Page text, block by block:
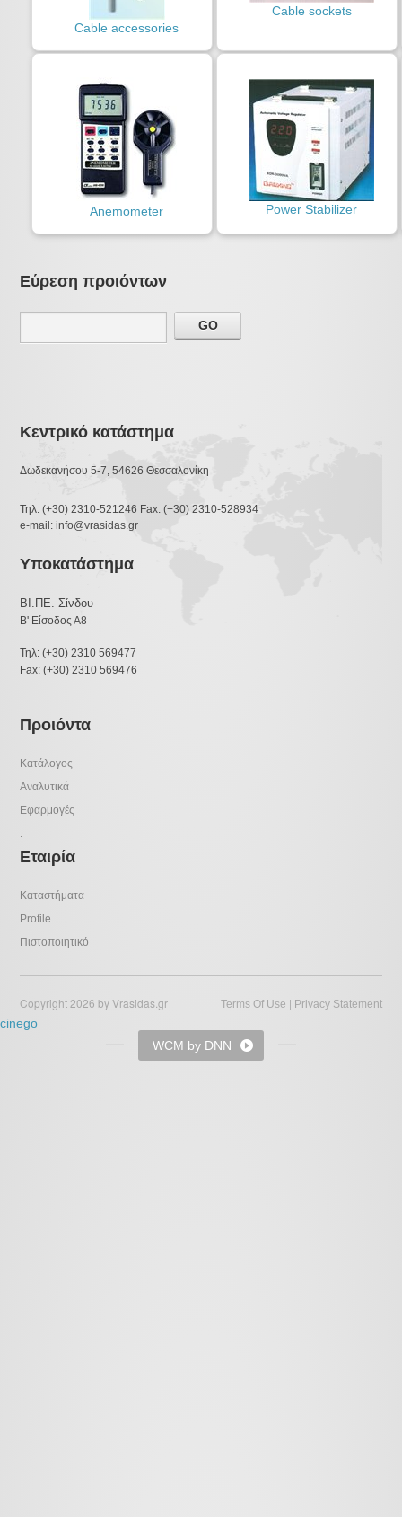
Cable accessories
Cable sockets
Anemometer Power Stabilizer
Εύρεση προιόντων
Κεντρικό κατάστημα
Δωδεκανήσου 5-7, 54626 Θεσσαλονίκη
Τηλ: (+30) 2310-521246 Fax: (+30) 2310-528934
e-mail: info@vrasidas.gr
Υποκατάστημα
ΒΙ.ΠΕ. Σίνδου
Β' Είσοδος Α8
Τηλ: (+30) 2310 569477
Fax: (+30) 2310 569476
Προιόντα
Κατάλογος
Αναλυτικά
Εφαρμογές
.
Εταιρία
Καταστήματα
Profile
Πιστοποιητικό
Terms Of Use | Privacy Statement
Copyright 2026 by Vrasidas.gr
WCM by DNN
cinego